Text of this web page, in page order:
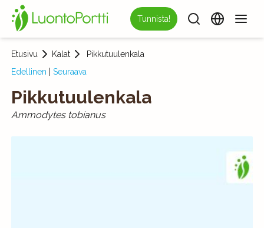
Tunnista!
Etusivu Kalat
Pikkutuulenkala
Edellinen
Seuraava
Pikkutuulenkala
Ammodytes tobianus